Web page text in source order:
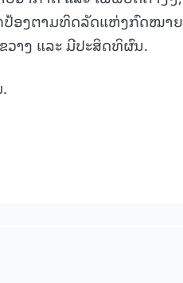
ອງຕາມທິດລັດແຫ່ງກົດໝາຍ
າງ ແລະ ມີປະສິດທິຜົນ.